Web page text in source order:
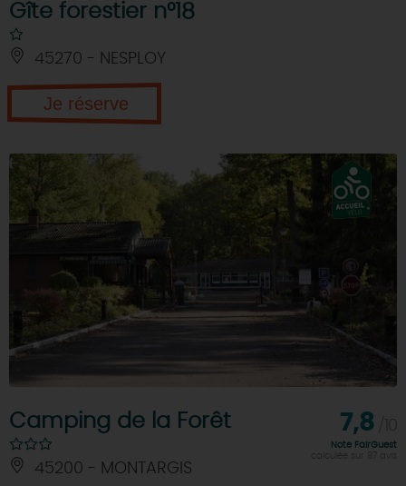
Gîte forestier n°18
45270 - NESPLOY
Je réserve
Camping de la Forêt
45200 - MONTARGIS
7,8
Note FairGuest